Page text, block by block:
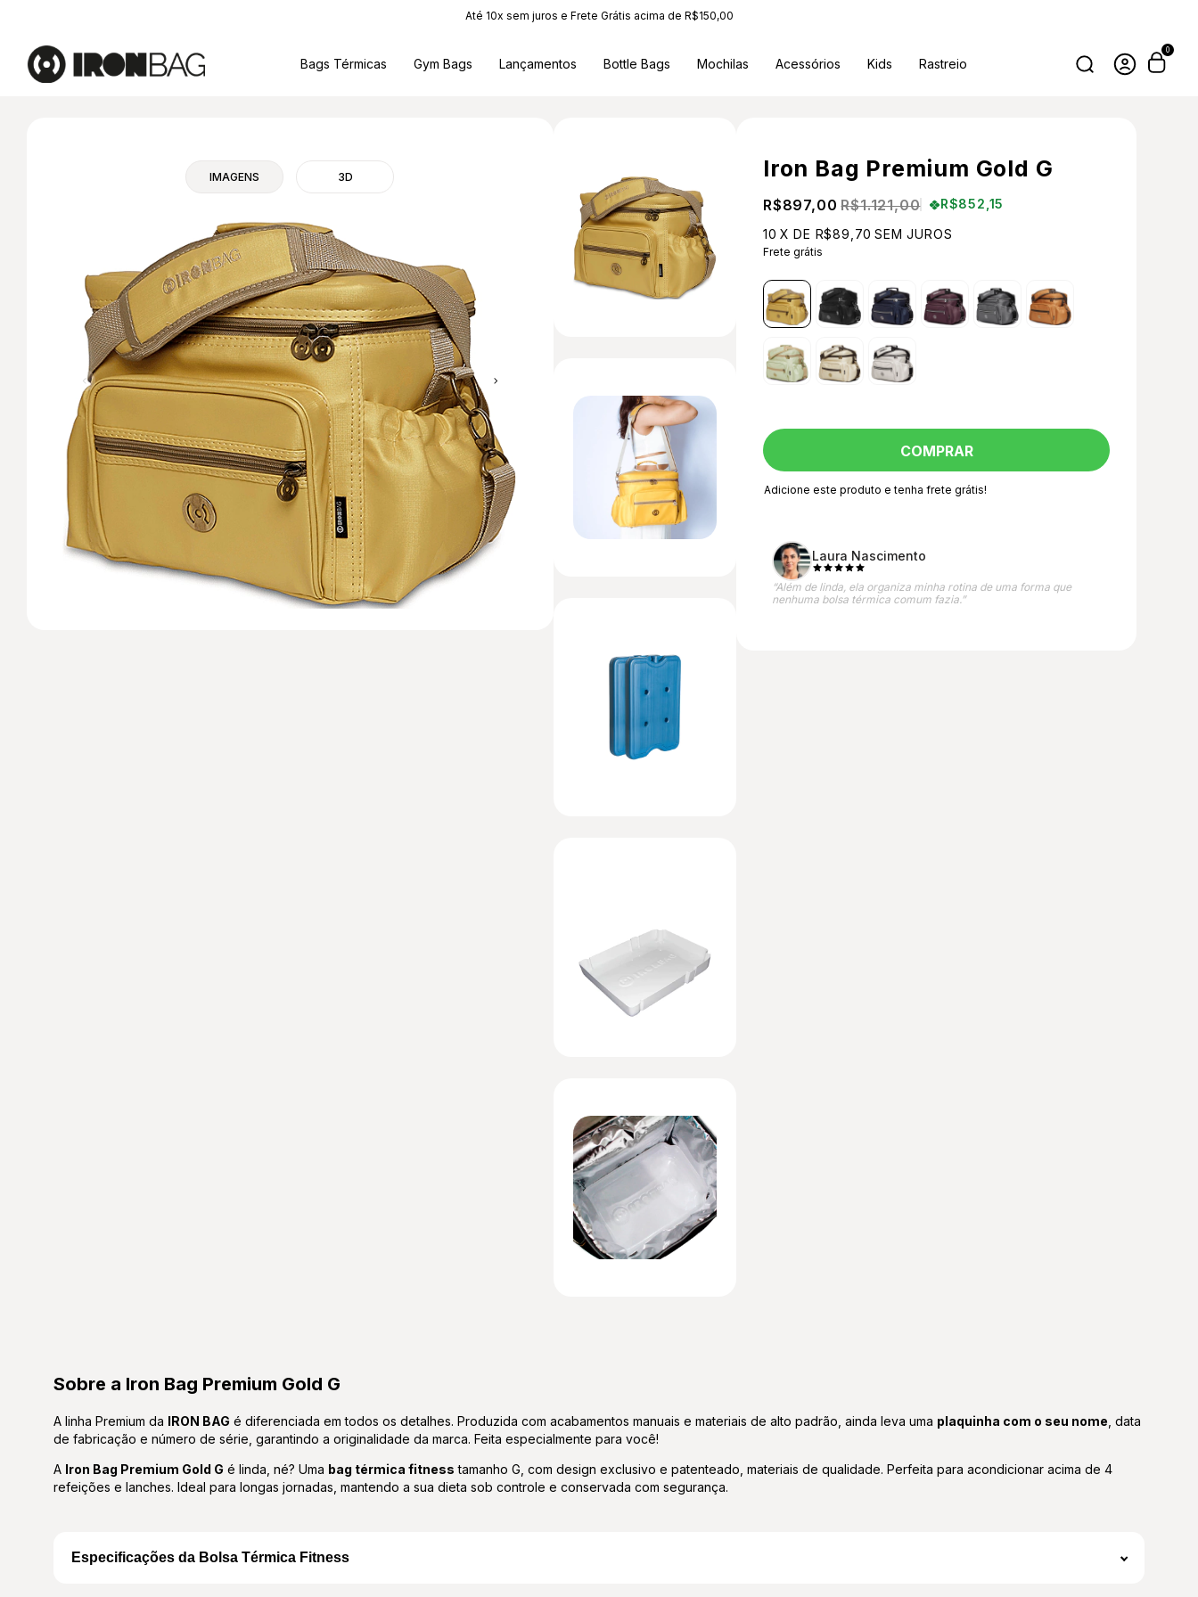
Até 10x sem juros e Frete Grátis acima de R$150,00
Bags Térmicas Gym Bags Lançamentos Bottle Bags Mochilas Acessórios Kids Rastreio
0
IMAGENS 3D Iron Bag Premium Gold G
R$897,00 R$1.121,00
R$852,15
10 X DE R$89,70 SEM JUROS
Frete grátis
Adicione este produto etenha frete grátis!
Laura Nascimento
“Além de linda, ela organiza minha rotina de uma forma que
nenhuma bolsa térmica comum fazia.”
Sobre a Iron Bag Premium Gold G
A linha Premium da IRON BAG é diferenciada em todos os detalhes. Produzida com acabamentos manuais e materiais de alto padrão, ainda leva uma plaquinha com o seu nome , data
de fabricação e número de série, garantindo a originalidade da marca. Feita especialmente para você!
A Iron Bag Premium Gold G é linda, né? Uma bag térmica fitness tamanho G, com design exclusivo e patenteado, materiais de qualidade. Perfeita para acondicionar acima de 4
refeições e lanches. Ideal para longas jornadas, mantendo a sua dieta sob controle e conservada com segurança.
Especificações da Bolsa Térmica Fitness